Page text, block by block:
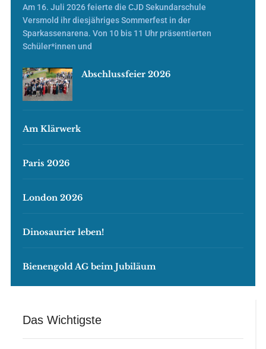
Am 16. Juli 2026 feierte die CJD Sekundarschule
Versmold ihr diesjähriges Sommerfest in der
Sparkassenarena. Von 10 bis 11 Uhr präsentierten
Schüler*innen und
Abschlussfeier 2026
Am Klärwerk
Paris 2026
London 2026
Dinosaurier leben!
Bienengold AG beim Jubiläum
Das Wichtigste